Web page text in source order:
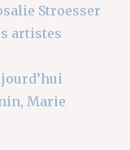
Stroesser
artistes
Marie